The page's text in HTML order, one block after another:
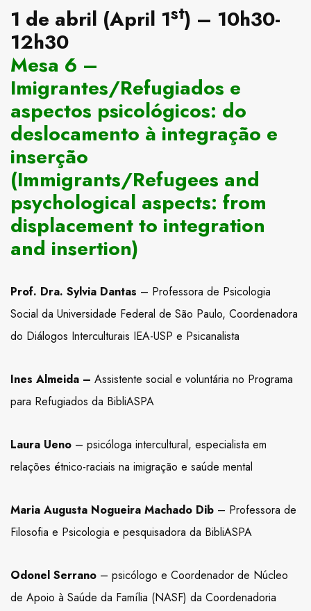
1 de abril (April 1st) – 10h30-
12h30
Mesa 6 –
Imigrantes/Refugiados e
aspectos psicológicos: do
deslocamento à integração e
inserção
(Immigrants/Refugees and
psychological aspects: from
displacement to integration
and insertion)
Prof. Dra. Sylvia Dantas – Professora de Psicologia
Social da Universidade Federal de São Paulo, Coordenadora
do Diálogos Interculturais IEA-USP e Psicanalista
Ines Almeida – Assistente social e voluntária no Programa
para Refugiados da BibliASPA
Laura Ueno – psicóloga intercultural, especialista em
relações étnico-raciais na imigração e saúde mental
Maria Augusta Nogueira Machado Dib – Professora de
Filosofia e Psicologia e pesquisadora da BibliASPA
Odonel Serrano – psicólogo e Coordenador de Núcleo
de Apoio à Saúde da Família (NASF) da Coordenadoria